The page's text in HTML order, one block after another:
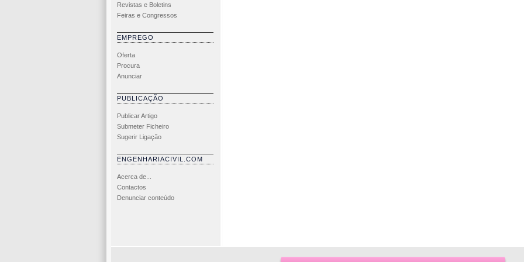
Revistas e Boletins
Feiras e Congressos
EMPREGO
Oferta
Procura
Anunciar
PUBLICAÇÃO
Publicar Artigo
Submeter Ficheiro
Sugerir Ligação
ENGENHARIACIVIL.COM
Acerca de...
Contactos
Denunciar conteúdo